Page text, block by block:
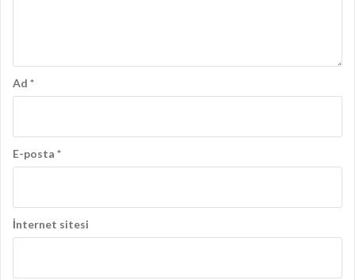
Ad *
E-posta *
İnternet sitesi